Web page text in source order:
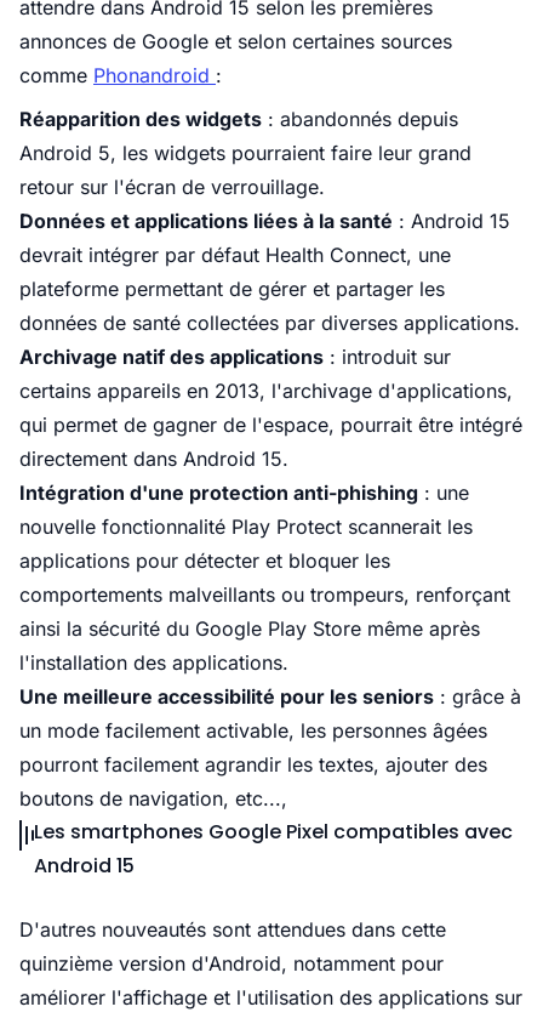
attendre dans Android 15 selon les premières
annonces de Google et selon certaines sources
comme Phonandroid :
Réapparition des widgets : abandonnés depuis
Android 5, les widgets pourraient faire leur grand
retour sur l'écran de verrouillage.
Données et applications liées à la santé : Android 15
devrait intégrer par défaut Health Connect, une
plateforme permettant de gérer et partager les
données de santé collectées par diverses applications.
Archivage natif des applications : introduit sur
certains appareils en 2013, l'archivage d'applications,
qui permet de gagner de l'espace, pourrait être intégré
directement dans Android 15.
Intégration d'une protection anti-phishing : une
nouvelle fonctionnalité Play Protect scannerait les
applications pour détecter et bloquer les
comportements malveillants ou trompeurs, renforçant
ainsi la sécurité du Google Play Store même après
l'installation des applications.
Une meilleure accessibilité pour les seniors : grâce à
un mode facilement activable, les personnes âgées
pourront facilement agrandir les textes, ajouter des
boutons de navigation, etc...,
Les smartphones Google Pixel compatibles avec
Android 15
D'autres nouveautés sont attendues dans cette
quinzième version d'Android, notamment pour
améliorer l'affichage et l'utilisation des applications sur